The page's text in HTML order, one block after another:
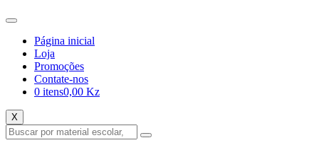
Página inicial
Loja
Promoções
Contate-nos
0 itens0,00 Kz
X